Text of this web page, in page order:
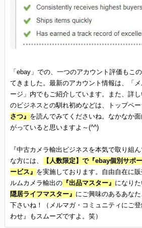
「ebay」での、一つのアカウント評価もこ
てきました。最新のアカウント情報は、「
ージ」内でもご紹介しています。また、詳
のビジネスとの馴れ初めなどは、トップペ
さつ』 を読んでみてくださいね。なかなか
がっていると思いますよ～(^^)
『中古カメラ輸出ビジネスを本気で取り組
な方には、
【人数限定】で『ebay個別サポ
ービス』 を実施しております。自由自在に
ルムカメラ輸出の『出品マスター』 になり
隠居ライフマスター』 にご興味のあるあな
下さいね！（メルマガ・コミュニティにご
わせ』もスムーズですよ。笑）